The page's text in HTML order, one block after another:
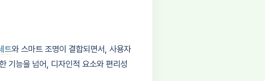
트와 스마트 조명이 결합되면서, 사용자
기능을 넘어, 디자인적 요소와 편리성